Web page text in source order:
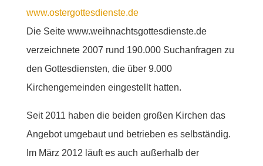
www.ostergottesdienste.de
Die Seite www.weihnachtsgottesdienste.de
verzeichnete 2007 rund 190.000 Suchanfragen zu
den Gottesdiensten, die über 9.000
Kirchengemeinden eingestellt hatten.
Seit 2011 haben die beiden großen Kirchen das
Angebot umgebaut und betrieben es selbständig.
Im März 2012 läuft es auch außerhalb der